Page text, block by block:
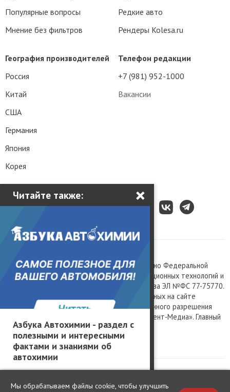
Читайте также: ×
Азбука Автохимии - раздел с
полезными и интересными
фактами и знаниями об
автохимии
Телефон редакции
+7 (981) 952-1000
Вакансии
Популярные вопросы
Мнение без фильтров
Редкие авто
Рендеры Kolesa.ru
География производителей
Россия
Китай
США
Германия
Япония
Корея
Сетевое издание «Kolesa.ru», зарегистрировано Федеральной
службой по надзору в сфере связи, информационных технологий и
массовых коммуникаций, номер свидетельства ЭЛ №ФС 77-75770.
Любое использование материалов, размещенных на сайте
www.kolesa.ru, допускается только с письменного разрешения
правообладателя. Учредитель ООО «Президент-Медиа». Главный
редактор Баландин М.А. 0+
Политика конфиденциальности
Мы обрабатываем файлы cookie, чтобы улучшить